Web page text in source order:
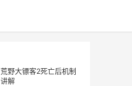
荒野大镖客2死亡后机制
讲解